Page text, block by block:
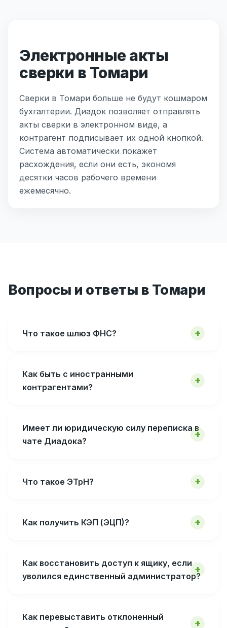
Электронные акты
сверки в Томари
Сверки в Томари больше не будут кошмаром
бухгалтерии. Диадок позволяет отправлять
акты сверки в электронном виде, а
контрагент подписывает их одной кнопкой.
Система автоматически покажет
расхождения, если они есть, экономя
десятки часов рабочего времени
ежемесячно.
Вопросы и ответы в Томари
Что такое шлюз ФНС?
Как быть с иностранными
контрагентами?
Имеет ли юридическую силу переписка в
чате Диадока?
Что такое ЭТрН?
Как получить КЭП (ЭЦП)?
Как восстановить доступ к ящику, если
уволился единственный администратор?
Как перевыставить отклоненный